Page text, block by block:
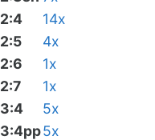
2:4
14x
2:5
4x
2:6
1x
2:7
1x
3:4
5x
3:4pp5x